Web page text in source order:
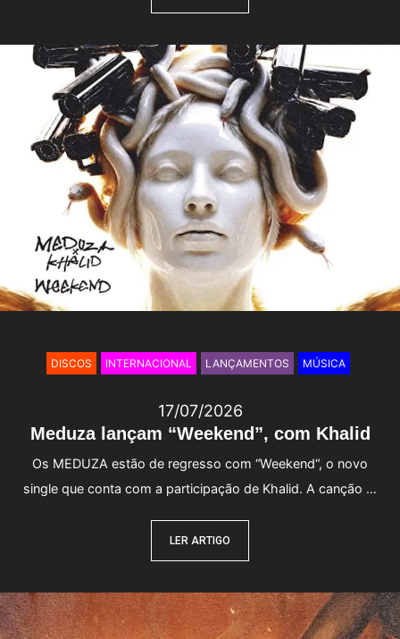
Meduza lançam “Weekend”, com Khalid
17/07/2026
Os MEDUZA estão de regresso com “Weekend“, o novo
single que conta com a participação de Khalid. A canção …
LER ARTIGO
DISCOS INTERNACIONAL LANÇAMENTOS MÚSICA